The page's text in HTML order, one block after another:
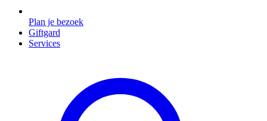
Plan je bezoek
Giftgard
Services